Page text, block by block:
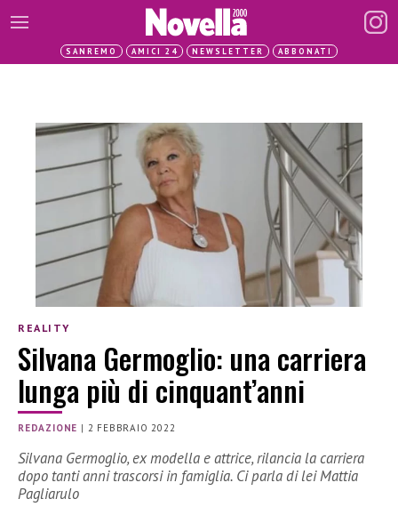
SANREMO AMICI 24 NEWSLETTER ABBONATI
REALITY
Silvana Germoglio: una carriera
lunga più di cinquant’anni
REDAZIONE | 2 FEBBRAIO 2022
Silvana Germoglio, ex modella e attrice, rilancia la carriera
dopo tanti anni trascorsi in famiglia. Ci parla di lei Mattia
Pagliarulo